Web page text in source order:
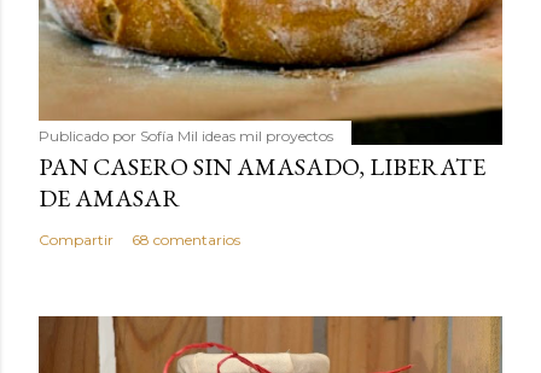
Publicado por Sofía Mil ideas mil proyectos
PAN CASERO SIN AMASADO, LIBERATE
DE AMASAR
Compartir 68 comentarios